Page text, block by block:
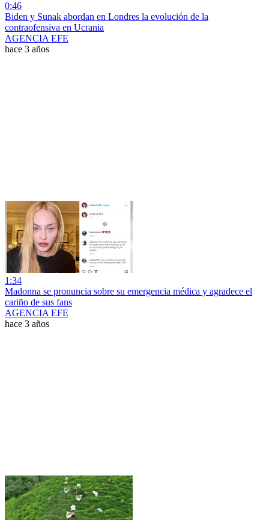
0:46
Biden y Sunak abordan en Londres la evolución de la
contraofensiva en Ucrania
AGENCIA EFE
hace 3 años
1:34
Madonna se pronuncia sobre su emergencia médica y agradece el
cariño de sus fans
AGENCIA EFE
hace 3 años